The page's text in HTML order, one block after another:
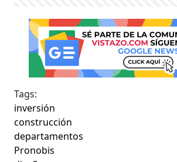
Tags:
inversión
construcción
departamentos
Pronobis